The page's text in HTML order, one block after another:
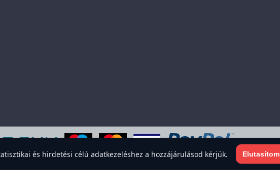
és hirdetési célú adatkezeléshez a hozzájárulásod kérjük. Elutasítom
sütiket használ a felhasználói élmény javítása érdekében. Elfogadod a sütiket?
Elfogadom Elutasítom